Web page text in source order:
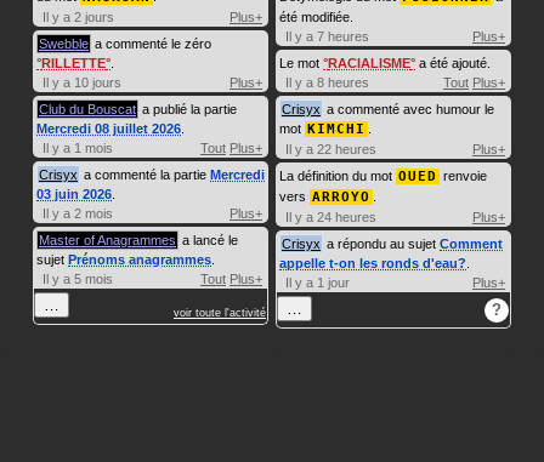
Il y a 2 jours
Plus+
Swebble a commenté le zéro
RILLETTE
Il y a 10 jours
Plus+
Club du Bouscat a publié la partie
Mercredi 08 juillet 2026
Il y a 1 mois
Tout Plus+
Crisyx a commenté la partie Mercredi
03 juin 2026
Il y a 2 mois
Plus+
Master of Anagrammes a lancé le
sujet Prénoms anagrammes
Il y a 5 mois
Tout Plus+
… voir toute l'activité
été modifiée.
Il y a 7 heures
Plus+
Le mot RACIALISME a été ajouté.
Il y a 8 heures
Tout Plus+
Crisyx a commenté avec humour le
mot KIMCHI
Il y a 22 heures
Plus+
La définition du mot OUED renvoie
vers ARROYO
Il y a 24 heures
Plus+
Crisyx a répondu au sujet Comment
appelle t-on les ronds d'eau?
Il y a 1 jour
Plus+
… ?